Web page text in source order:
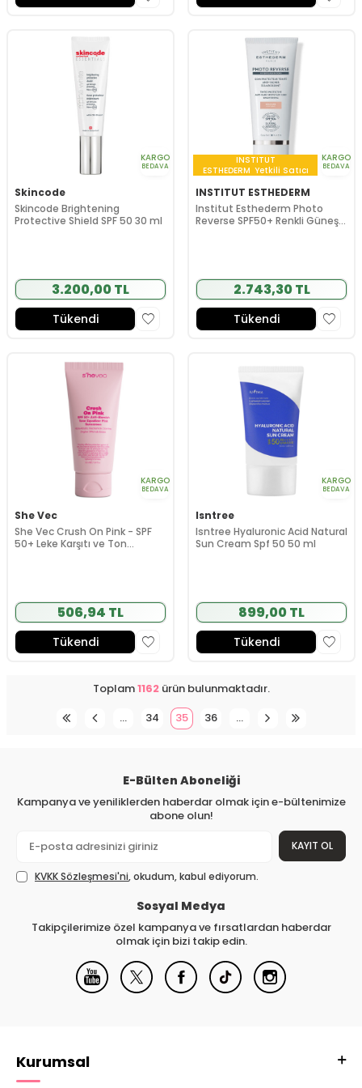
KARGO
BEDAVA
Skincode
Skincode Brightening
Protective Shield SPF 50 30 ml
3.200,00 TL
Tükendi
INSTITUT
ESTHEDERM Yetkili Satıcı
KARGO
BEDAVA
INSTITUT ESTHEDERM
Institut Esthederm Photo
Reverse SPF50+ Renkli Güneş
2.743,30 TL
Tükendi
KARGO
BEDAVA
She Vec
She Vec Crush On Pink - SPF
50+ Leke Karşıtı ve Ton
506,94 TL
Tükendi
KARGO
BEDAVA
Isntree
Isntree Hyaluronic Acid Natural
Sun Cream Spf 50 50 ml
899,00 TL
Tükendi
Toplam1162ürün bulunmaktadır.
…
34 35 36 …
E-Bülten Aboneliği
Kampanya ve yeniliklerden haberdar olmak için e-bültenimize
abone olun!
KAYIT OL
KVKK Sözleşmesi'ni, okudum, kabul ediyorum.
Sosyal Medya
Takipçilerimize özel kampanya ve fırsatlardan haberdar
olmak için bizi takip edin.
Kurumsal